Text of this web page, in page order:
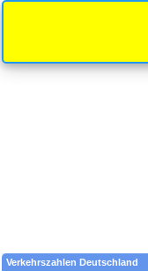
Verkehrszahlen Deutschland